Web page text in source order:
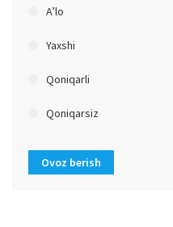
A’lo
Yaxshi
Qoniqarli
Qoniqarsiz
Ovoz berish